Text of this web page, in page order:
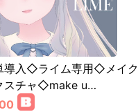
導入◇ライム専用◇メイク
スチャ◇make u…